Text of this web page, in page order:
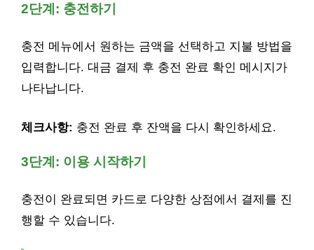
2단계: 충전하기
충전 메뉴에서 원하는 금액을 선택하고 지불 방법을
입력합니다. 대금 결제 후 충전 완료 확인 메시지가
나타납니다.
체크사항: 충전 완료 후 잔액을 다시 확인하세요.
3단계: 이용 시작하기
충전이 완료되면 카드로 다양한 상점에서 결제를 진
행할 수 있습니다.